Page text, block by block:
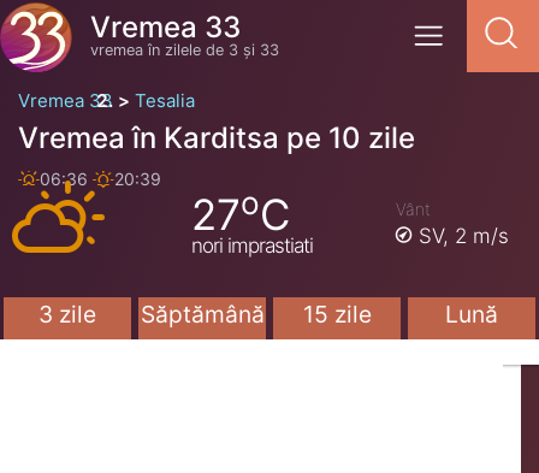
Vremea 33
vremea în zilele de 3 și 33
Vremea 33 Tesalia
Vremea în Karditsa pe 10 zile
06:36 20:39
27oC
nori imprastiati
Vânt
SV, 2 m/s
3 zile Săptămână 15 zile Lună